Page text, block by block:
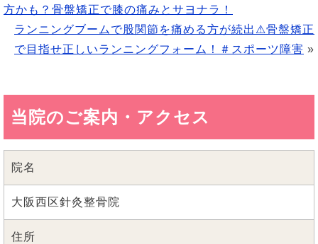
方かも？骨盤矯正で膝の痛みとサヨナラ！
ランニングブームで股関節を痛める方が続出⚠骨盤矯正
で目指せ正しいランニングフォーム！＃スポーツ障害 »
当院のご案内・アクセス
院名
大阪西区針灸整骨院
住所